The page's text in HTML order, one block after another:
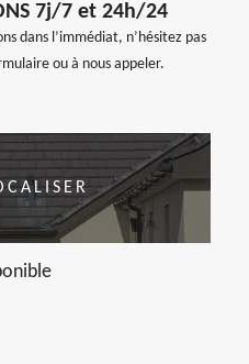
7j/7 et 24h/24
dans l’immédiat, n’hésitez pas
ou à nous appeler.